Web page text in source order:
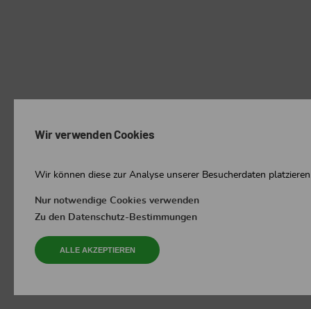
Wir verwenden Cookies
Wir können diese zur Analyse unserer Besucherdaten
Nur notwendige Cookies verwenden
Zu den Datenschutz-Bestimmungen
ALLE AKZEPTIEREN